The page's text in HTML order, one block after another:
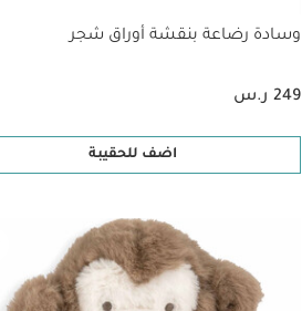
وسادة رضاعة بنقشة أوراق شجر
249 ر.س
اضف للحقيبة